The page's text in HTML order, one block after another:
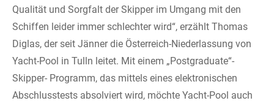
Qualität und Sorgfalt der Skipper im Umgang mit den
Schiffen leider immer schlechter wird“, erzählt Thomas
Diglas, der seit Jänner die Österreich-Niederlassung von
Yacht-Pool in Tulln leitet. Mit einem „Postgraduate“-
Skipper- Programm, das mittels eines elektronischen
Abschlusstests absolviert wird, möchte Yacht-Pool auch